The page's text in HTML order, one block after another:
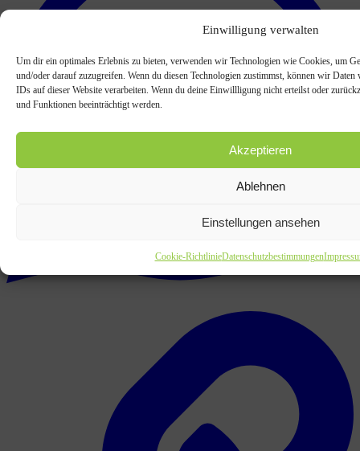
Einwilligung verwalten
Um dir ein optimales Erlebnis zu bieten, verwenden wir Technologien wie Cookies, um
und/oder darauf zuzugreifen. Wenn du diesen Technologien zustimmst, können wir
IDs auf dieser Website verarbeiten. Wenn du deine Einwillligung nicht erteilst oder
und Funktionen beeinträchtigt werden.
Akzeptieren
Ablehnen
Einstellungen ansehen
Cookie-RichtlinieDatenschutzbestimmungen